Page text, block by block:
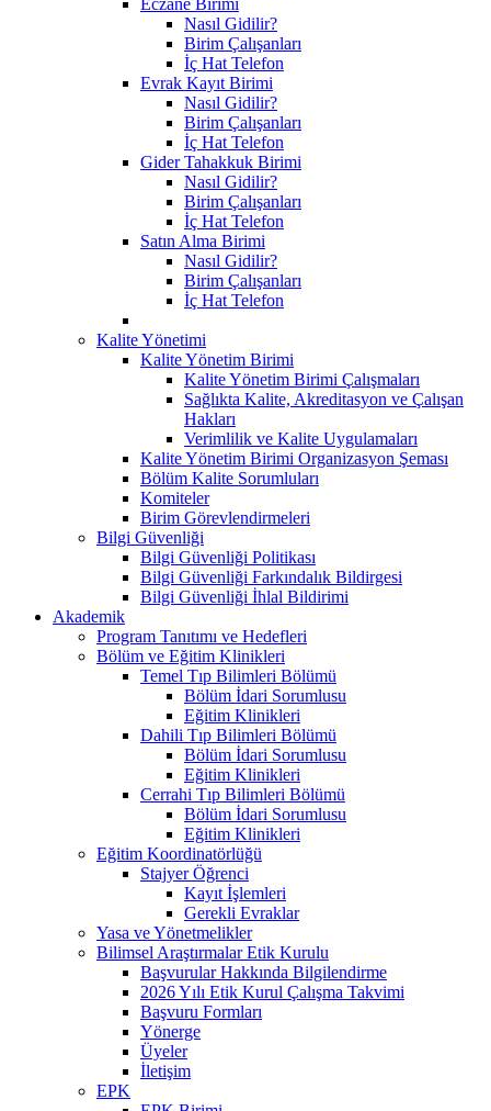
Nasıl Gidilir?
Birim Çalışanları
İç Hat Telefon
Evrak Kayıt Birimi
Nasıl Gidilir?
Birim Çalışanları
İç Hat Telefon
Gider Tahakkuk Birimi
Nasıl Gidilir?
Birim Çalışanları
İç Hat Telefon
Satın Alma Birimi
Nasıl Gidilir?
Birim Çalışanları
İç Hat Telefon
Kalite Yönetimi
Kalite Yönetim Birimi
Kalite Yönetim Birimi Çalışmaları
Sağlıkta Kalite, Akreditasyon ve Çalışan
Hakları
Verimlilik ve Kalite Uygulamaları
Kalite Yönetim Birimi Organizasyon Şeması
Bölüm Kalite Sorumluları
Komiteler
Birim Görevlendirmeleri
Bilgi Güvenliği
Bilgi Güvenliği Politikası
Bilgi Güvenliği Farkındalık Bildirgesi
Bilgi Güvenliği İhlal Bildirimi
Akademik
Program Tanıtımı ve Hedefleri
Bölüm ve Eğitim Klinikleri
Temel Tıp Bilimleri Bölümü
Bölüm İdari Sorumlusu
Eğitim Klinikleri
Dahili Tıp Bilimleri Bölümü
Bölüm İdari Sorumlusu
Eğitim Klinikleri
Cerrahi Tıp Bilimleri Bölümü
Bölüm İdari Sorumlusu
Eğitim Klinikleri
Eğitim Koordinatörlüğü
Stajyer Öğrenci
Kayıt İşlemleri
Gerekli Evraklar
Yasa ve Yönetmelikler
Bilimsel Araştırmalar Etik Kurulu
Başvurular Hakkında Bilgilendirme
2026 Yılı Etik Kurul Çalışma Takvimi
Başvuru Formları
Yönerge
Üyeler
İletişim
EPK